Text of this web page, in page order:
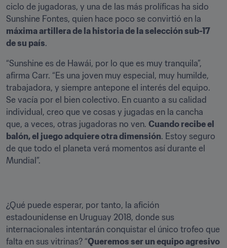
ciclo de jugadoras, y una de las más prolíficas ha sido
máxima artillera de la historia de la selección sub-17
de su país.
“Sunshine es de Hawái, por lo que es muy tranquila”,
afirma Carr. “Es una joven muy especial, muy humilde,
trabajadora, y siempre antepone el interés del equipo.
Se vacía por el bien colectivo. En cuanto a su calidad
individual, creo que ve cosas y jugadas en la cancha
que, a veces, otras jugadoras no ven. Cuando recibe el
balón, el juego adquiere otra dimensión. Estoy seguro
de que todo el planeta verá momentos así durante el
Mundial”.
¿Qué puede esperar, por tanto, la afición
estadounidense en Uruguay 2018, donde sus
internacionales intentarán conquistar el único trofeo que
falta en sus vitrinas? “Queremos ser un equipo agresivo